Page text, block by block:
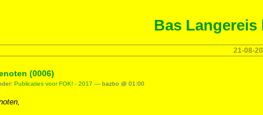
Bas
21-08-
(0006)
Publicaties voor FOK! - 2017 — bazbo @ 01:00